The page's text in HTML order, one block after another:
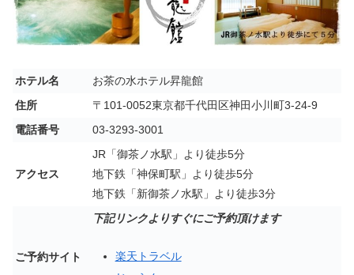
ホテル名
お茶の水ホテル昇龍館
住所
〒101-0052東京都千代田区神田小川町3-24-9
電話番号
03-3293-3001
アクセス
JR「御茶ノ水駅」より徒歩5分
地下鉄「神保町駅」より徒歩5分
地下鉄「新御茶ノ水駅」より徒歩3分
ご予約サイト
下記リンクよりすぐにご予約頂けます
楽天トラベル